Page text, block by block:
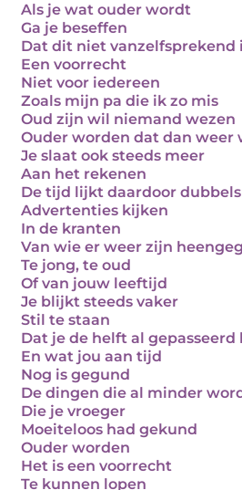
Als je wat ouder wordt
Ga je beseffen
Dat dit niet vanzelfsprekend
Een voorrecht
Niet voor iedereen
Zoals mijn pa die ik zo mis
Oud zijn wil niemand wezen
Ouder worden dat dan weer
Je slaat ook steeds meer
Aan het rekenen
De tijd lijkt daardoor
Advertenties kijken
In de kranten
Van wie er weer zijn
Te jong, te oud
Of van jouw leeftijd
Je blijkt steeds vaker
Stil te staan
Dat je de helft al gepasseerd
En wat jou aan tijd
Nog is gegund
De dingen die al minder
Die je vroeger
Moeiteloos had gekund
Ouder worden
Het is een voorrecht
Te kunnen lopen